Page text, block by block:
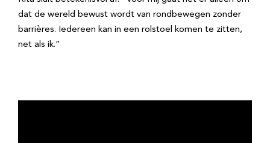
dat de wereld bewust wordt van rondbewegen zonder
barrières. Iedereen kan in een rolstoel komen te zitten,
net als ik.”